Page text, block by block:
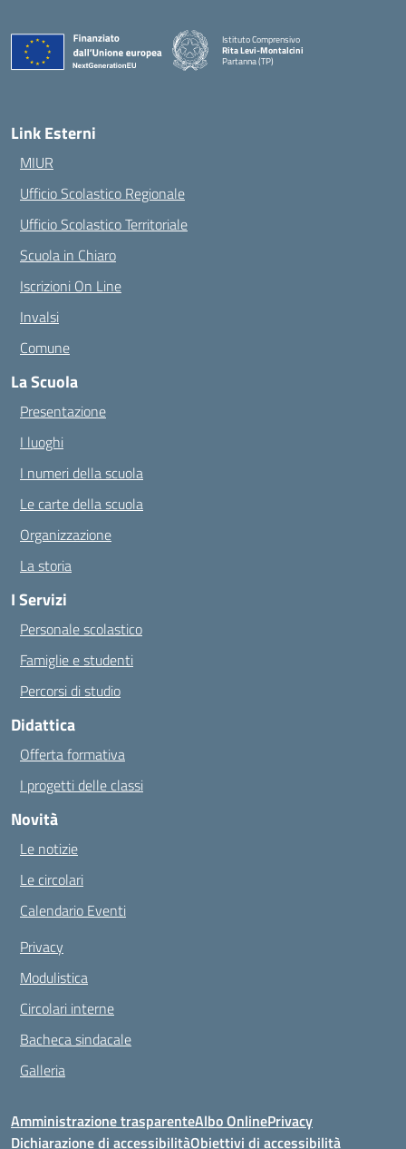
Istituto Comprensivo
Rita Levi-Montalcini
Partanna (TP)
Link Esterni
MIUR
Ufficio Scolastico Regionale
Ufficio Scolastico Territoriale
Scuola in Chiaro
Iscrizioni On Line
Invalsi
Comune
La Scuola
Presentazione
I luoghi
I numeri della scuola
Le carte della scuola
Organizzazione
La storia
I Servizi
Personale scolastico
Famiglie e studenti
Percorsi di studio
Didattica
Offerta formativa
I progetti delle classi
Novità
Le notizie
Le circolari
Calendario Eventi
Privacy
Modulistica
Circolari interne
Bacheca sindacale
Galleria
Amministrazione trasparenteAlbo OnlinePrivacy
Dichiarazione di accessibilitàObiettivi di accessibilità